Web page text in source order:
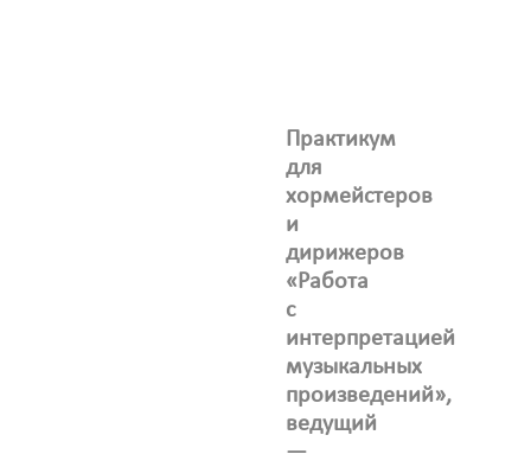
Практикум
для
хормейстеров
и
дирижеров
«Работа
с
интерпретацией
музыкальных
произведений»,
ведущий
—